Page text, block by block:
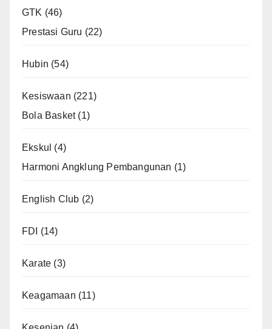
GTK (46)
Prestasi Guru (22)
Hubin (54)
Kesiswaan (221)
Bola Basket(1)
Ekskul (4)
Harmoni Angklung Pembangunan (1)
English Club (2)
FDI (14)
Karate (3)
Keagamaan (11)